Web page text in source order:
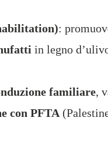
:
in legno
familiare,
con PFTA